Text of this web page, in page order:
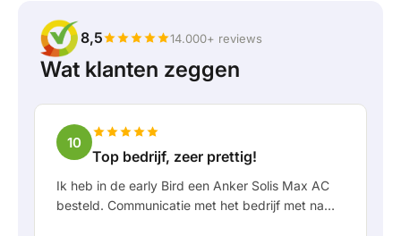
8,5 14.000+ reviews
Wat klanten zeggen
10
Top bedrijf, zeer prettig!
Ik heb in de early Bird een Anker Solis Max AC
besteld. Communicatie met het bedrijf met name